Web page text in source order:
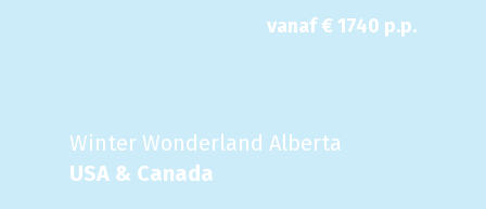
vanaf € 1740 p.p.
Winter Wonderland Alberta
USA & Canada